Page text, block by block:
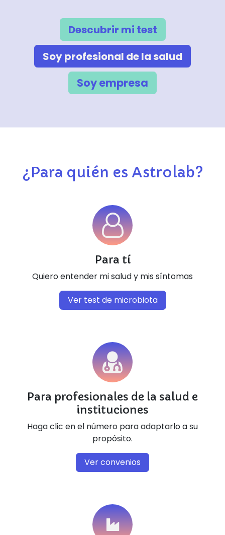
Descubrir mi test
Soy profesional de la salud
Soy empresa
¿Para quién es Astrolab?
Para tí
Quiero entender mi salud y mis síntomas
Ver test de microbiota
Para profesionales de la salud e
instituciones
Haga clic en el número para adaptarlo a su
propósito.
Ver convenios